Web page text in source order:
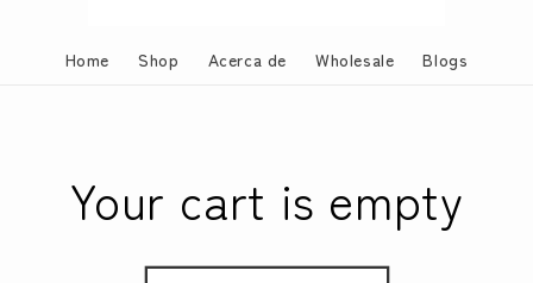
Home Shop Acerca de Wholesale Blogs
Your cart is empty